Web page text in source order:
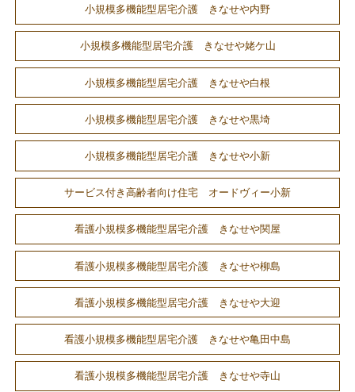
小規模多機能型居宅介護 きなせや内野
小規模多機能型居宅介護 きなせや姥ケ山
小規模多機能型居宅介護 きなせや白根
小規模多機能型居宅介護 きなせや黒埼
小規模多機能型居宅介護 きなせや小新
サービス付き高齢者向け住宅 オードヴィー小新
看護小規模多機能型居宅介護 きなせや関屋
看護小規模多機能型居宅介護 きなせや柳島
看護小規模多機能型居宅介護 きなせや大迎
看護小規模多機能型居宅介護 きなせや亀田中島
看護小規模多機能型居宅介護 きなせや寺山